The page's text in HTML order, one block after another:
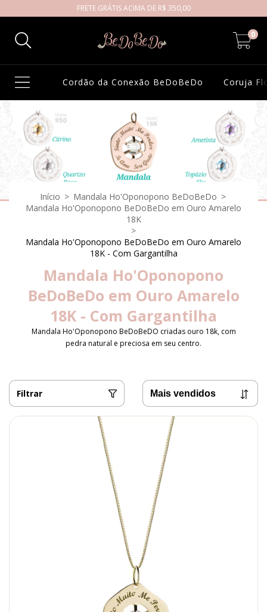
FRETE GRÁTIS ACIMA DE R$ 350,00
0
Cordão da Conexão BeDoBeDo Coruja
Início > Mandala Ho'Oponopono BeDoBeDo >
Mandala Ho'Oponopono BeDoBeDo em Ouro Amarelo
18K
>
Mandala Ho'Oponopono BeDoBeDo em Ouro Amarelo
18K - Com Gargantilha
Mandala Ho'Oponopono
BeDoBeDo em Ouro Amarelo
18K - Com Gargantilha
Mandala Ho'Oponopono BeDoBeDO criadas ouro 18k, com
pedra natural e preciosa em seu centro.
Filtrar